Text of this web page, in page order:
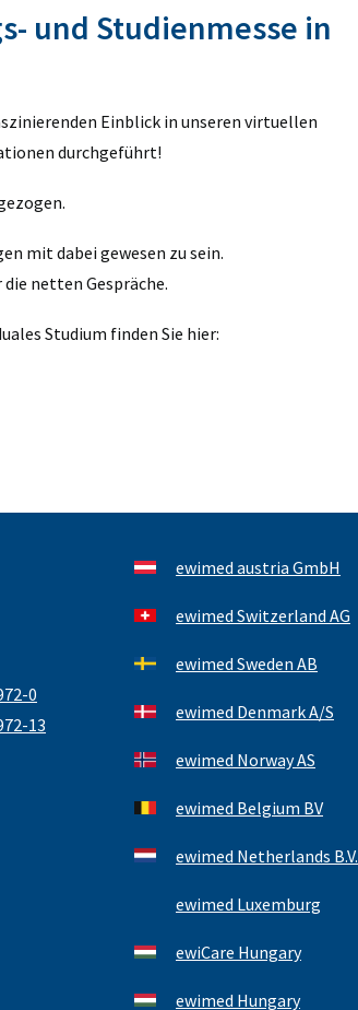
und Studienmesse in
Einblick in unseren virtuellen
durchgeführt!
mit dabei gewesen zu sein.
netten Gespräche.
Studium finden Sie hier:
0
13
ewimed austria GmbH
ewimed Switzerland AG
ewimed Sweden AB
ewimed Denmark A/S
ewimed Norway AS
ewimed Belgium BV
ewimed Netherlands B.V.
ewimed Luxemburg
ewiCare Hungary
ewimed Hungary